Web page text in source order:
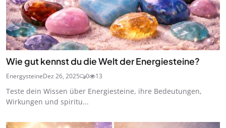
Wie gut kennst du die Welt der Energiesteine?
EnergysteineDez 26, 2025 0 13
Teste dein Wissen über Energiesteine, ihre Bedeutungen,
Wirkungen und spiritu...